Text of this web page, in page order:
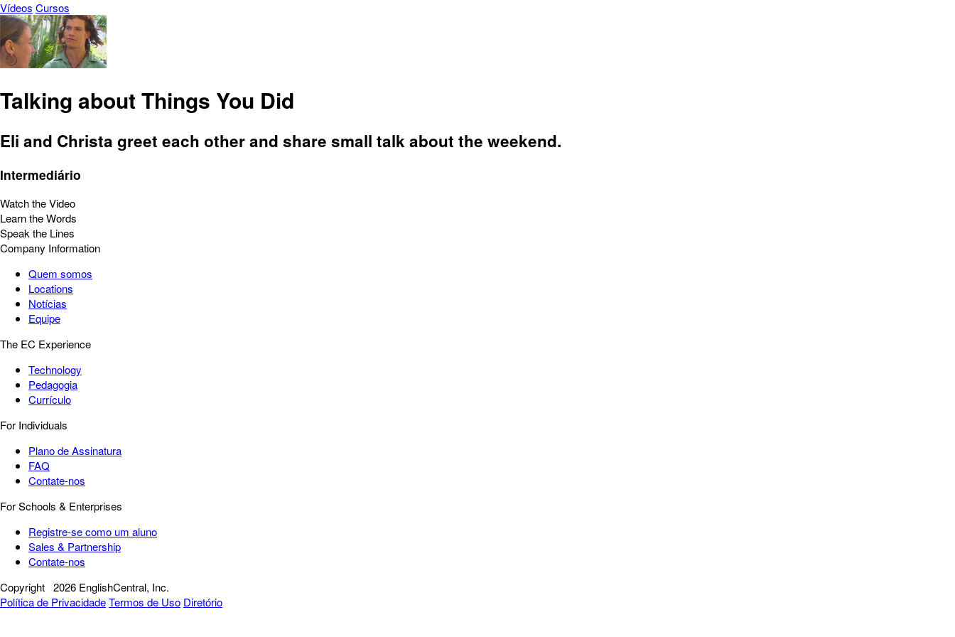
Vídeos Cursos
Talking about Things You Did
Eli and Christa greet each other and share small talk about the weekend.
Intermediário
Watch the Video
Learn the Words
Speak the Lines
Company Information
Quem somos
Locations
Notícias
Equipe
The EC Experience
Technology
Pedagogia
Currículo
For Individuals
Plano de Assinatura
FAQ
Contate-nos
For Schools & Enterprises
Registre-se como um aluno
Sales & Partnership
Contate-nos
Copyright 2026 EnglishCentral, Inc.
Política de PrivacidadeTermos de Uso Diretório